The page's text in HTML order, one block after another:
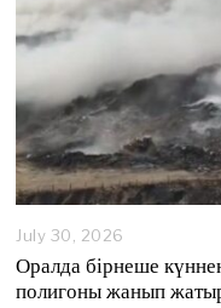
July 30, 2026
Оралда бірнеше
полигоны жанып